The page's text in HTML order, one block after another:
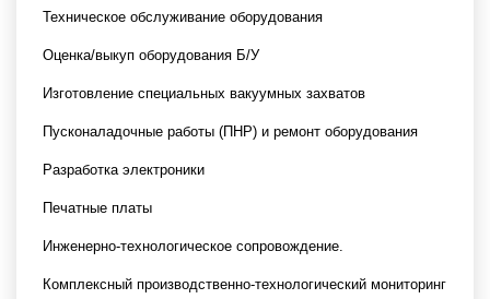
Техническое обслуживание оборудования
Оценка/выкуп оборудования Б/У
Изготовление специальных вакуумных захватов
Пусконаладочные работы (ПНР) и ремонт оборудования
Разработка электроники
Печатные платы
Инженерно-технологическое сопровождение.
Комплексный производственно-технологический мониторинг